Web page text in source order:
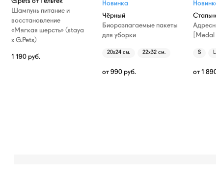
Шампунь питание и
восстановление
«Мягкая шерсть» (staya
х G.Pets)
1 190 руб.
Новинка
Чёрный
Биоразлагаемые пакеты
для уборки
20х24 см. 22х32 см.
от 990 руб.
Новинка
[Medal
S L
от 1 890